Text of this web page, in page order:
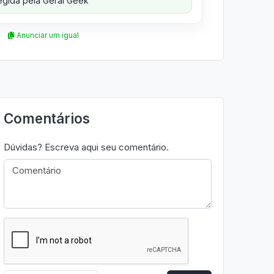
Anunciar um igual
Comentários
Dúvidas? Escreva aqui seu comentário.